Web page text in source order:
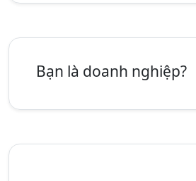
Bạn là doanh nghiệp?